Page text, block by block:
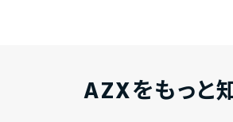
AZXをもっと